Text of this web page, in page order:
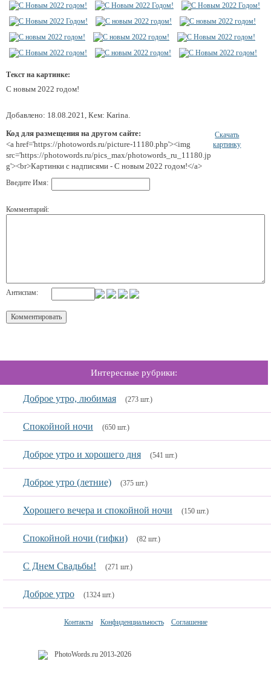
Текст на картинке:
С новым 2022 годом!
Добавлено: 18.08.2021, Кем: Karina.
Код для размещения на другом сайте:
<a href='https://photowords.ru/picture-11180.php'><img
src='https://photowords.ru/pics_max/photowords_ru_11180.jp
g'><br>Картинки с надписями - С новым 2022 годом!</a>
Скачать
картинку
Введите Имя:
Комментарий:
Антиспам:
Интересные рубрики:
Доброе утро, любимая (273 шт.)
Спокойной ночи (650 шт.)
Доброе утро и хорошего дня (541 шт.)
Доброе утро (летние) (375 шт.)
Хорошего вечера и спокойной ночи (150 шт.)
Спокойной ночи (гифки) (82 шт.)
С Днем Свадьбы! (271 шт.)
Доброе утро (1324 шт.)
Контакты Конфиденциальность Соглашение
PhotoWords.ru 2013-2026